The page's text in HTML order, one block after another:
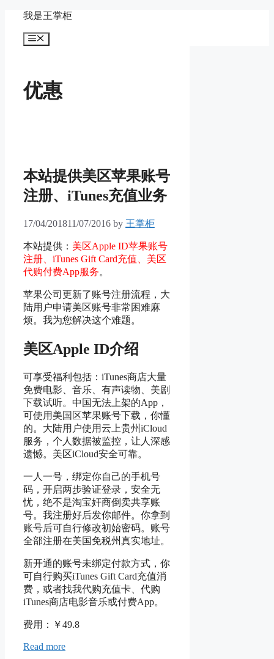
content
我是王掌柜
Menu
优惠
本站提供美区苹果账号
注册、iTunes充值业务
17/04/201811/07/2016 by 王掌柜
本站提供： 美区Apple ID苹果账号
注册、iTunes Gift Card充值、美区
代购付费App服务。
苹果公司更新了账号注册流程，大
陆用户申请美区账号非常困难麻
烦。我为您解决这个难题。
美区Apple ID介绍
可享受福利包括：iTunes商店大量
免费电影、音乐、有声读物、美剧
下载试听。中国无法上架的App，
可使用美国区苹果账号下载，你懂
的。大陆用户使用云上贵州iCloud
服务，个人数据被监控，让人深感
遗憾。美区iCloud安全可靠。
一人一号，绑定你自己的手机号
码，开启两步验证登录，安全无
忧，绝不是淘宝奸商倒卖共享账
号。我注册好后发你邮件。你拿到
账号后可自行修改初始密码。账号
全部注册在美国免税州真实地址。
新开通的账号未绑定付款方式，你
可自行购买iTunes Gift Card充值消
费，或者找我代购充值卡、代购
iTunes商店电影音乐或付费App。
费用：￥49.8
Read more